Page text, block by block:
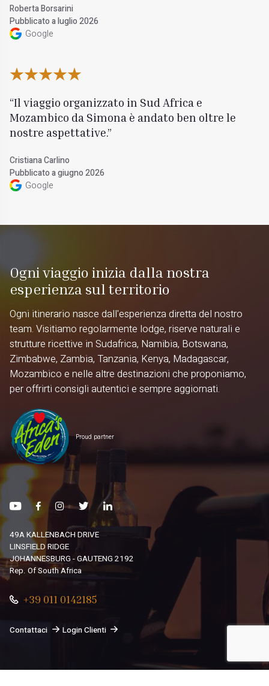
Roberta Borsarini
Pubblicato a luglio 2026
Google
Il viaggio organizzato in Sud Africa e
Mozambico da Simona è andato ben oltre le
nostre aspettative.
Cristiana Carlino
Pubblicato a giugno 2026
Google
Ogni viaggio inizia dalla nostra
esperienza sul territorio
Ogni itinerario nasce dall'esperienza diretta del nostro
team. Visitiamo regolarmente lodge, riserve naturali e
strutture ricettive in Sudafrica, Namibia, Botswana,
Zimbabwe, Zambia, Tanzania, Kenya, Madagascar,
Mozambico e nelle altre destinazioni che proponiamo,
per offrirti consigli autentici e sempre aggiornati.
Proud partner
49A KALLENBACH DRIVE
LINSFIELD RIDGE
JOHANNESBURG - GAUTENG 2192
Rep. Of South Africa
+39 011 0142185
Contattaci Login Clienti